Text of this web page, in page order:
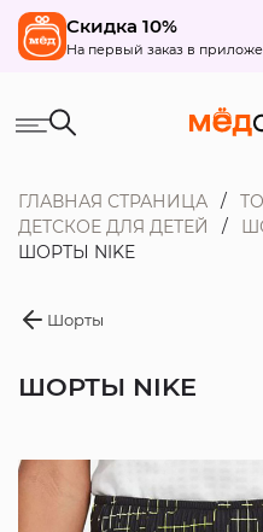
Скидка 10%
На первый заказ в
ГЛАВНАЯ СТРАНИЦА
ДЕТСКОЕ ДЛЯ ДЕТЕЙ
ШОРТЫ NIKE
Шорты
ШОРТЫ NIKE